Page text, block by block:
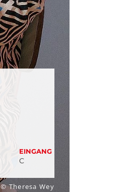
EINGANG
C
© Theresa Wey